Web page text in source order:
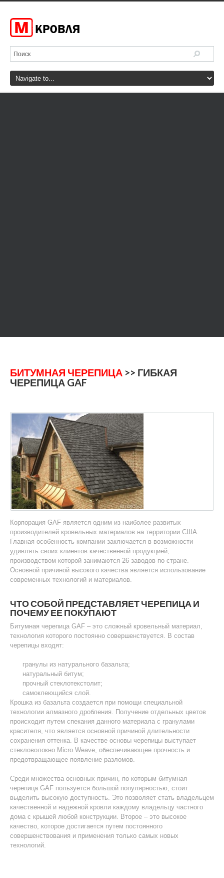
БИТУМНАЯ ЧЕРЕПИЦА >> ГИБКАЯ
ЧЕРЕПИЦА GAF
Корпорация GAF является одним из наиболее развитых
производителей кровельных материалов на территории США.
Главная особенность компании заключается в возможности
удивлять своих клиентов качественной продукцией,
производством которой занимаются 26 заводов по стране.
Основной причиной высокого качества является использование
современных технологий и материалов.
ЧТО СОБОЙ ПРЕДСТАВЛЯЕТ ЧЕРЕПИЦА И
ПОЧЕМУ ЕЕ ПОКУПАЮТ
Битумная черепица GAF – это сложный кровельный материал,
технология которого постоянно совершенствуется. В состав
черепицы входят:
гранулы из натурального базальта;
натуральный битум;
прочный стеклотекстолит;
самоклеющийся слой.
Крошка из базальта создается при помощи специальной
технологии алмазного дробления. Получение отдельных цветов
происходит путем спекания данного материала с гранулами
красителя, что является основной причиной длительности
сохранения оттенка. В качестве основы черепицы выступает
стекловолокно Micro Weave, обеспечивающее прочность и
предотвращающее появление разломов.
Среди множества основных причин, по которым битумная
черепица GAF пользуется большой популярностью, стоит
выделить высокую доступность. Это позволяет стать владельцем
качественной и надежной кровли каждому владельцу частного
дома с крышей любой конструкции. Второе – это высокое
качество, которое достигается путем постоянного
совершенствования и применения только самых новых
технологий.